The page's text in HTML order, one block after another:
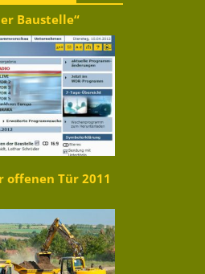
Baustelle“
offenen Tür 2011